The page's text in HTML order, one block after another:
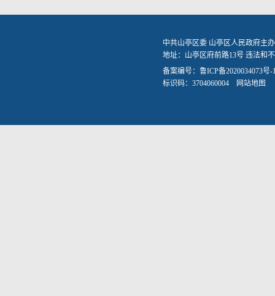
中共山亭区委 山亭区人民政府主
地址：山亭区府前路13号 违法和
备案编号： 鲁ICP备2020034073号-
标识码：3704060004 网站地图